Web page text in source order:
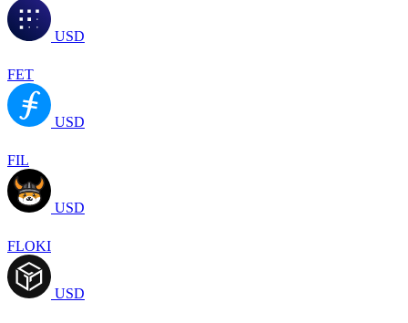
USD
FET
USD
FIL
USD
FLOKI
USD